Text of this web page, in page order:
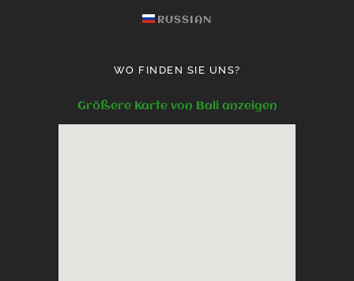
RUSSIAN
WO FINDEN SIE UNS?
Größere Karte von Bali anzeigen